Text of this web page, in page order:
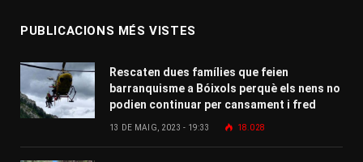
PUBLICACIONS MÉS VISTES
Rescaten dues famílies que feien
barranquisme a Bóixols perquè els nens no
podien continuar per cansament i fred
13 DE MAIG, 2023 - 19:33 18.028